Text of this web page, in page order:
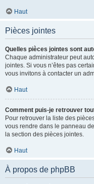
Haut
Pièces jointes
Quelles pièces jointes sont
Chaque administrateur peut
jointes. Si vous n’êtes pas
vous invitons à contacter un
Haut
Comment puis-je retrouver
Pour retrouver la liste des
vous rendre dans le panneau
la section des pièces jointes.
Haut
À propos de phpBB